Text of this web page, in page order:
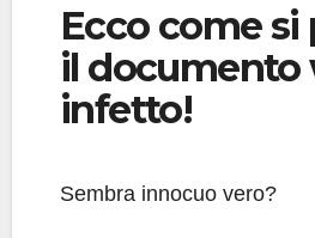
Ecco come si
il documento
infetto!
Sembra innocuo vero?